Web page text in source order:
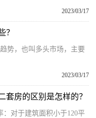
2023/03/17
？
势，也叫多头市场，主要
2023/03/17
套房的区别是怎样的？
：对于建筑面积小于120平